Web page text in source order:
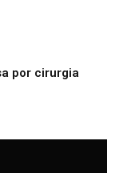
por cirurgia